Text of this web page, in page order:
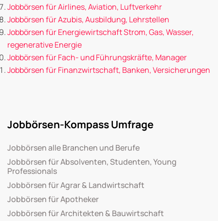
Jobbörsen für Airlines, Aviation, Luftverkehr
Jobbörsen für Azubis, Ausbildung, Lehrstellen
Jobbörsen für Energiewirtschaft Strom, Gas, Wasser,
regenerative Energie
Jobbörsen für Fach- und Führungskräfte, Manager
Jobbörsen für Finanzwirtschaft, Banken, Versicherungen
Jobbörsen-Kompass Umfrage
Jobbörsen alle Branchen und Berufe
Jobbörsen für Absolventen, Studenten, Young
Professionals
Jobbörsen für Agrar & Landwirtschaft
Jobbörsen für Apotheker
Jobbörsen für Architekten & Bauwirtschaft